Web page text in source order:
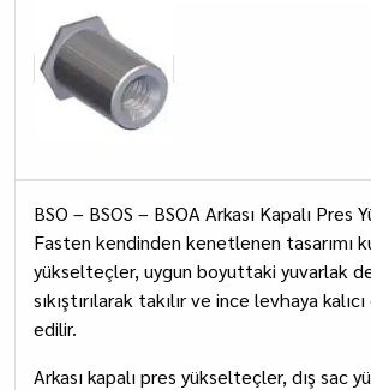
BSO – BSOS – BSOA Arkası Kapalı Pres
Fasten kendinden kenetlenen tasarımı
yükselteçler, uygun boyuttaki yuvarlak
sıkıştırılarak takılır ve ince levhaya
edilir.
Arkası kapalı pres yükselteçler, dış sac